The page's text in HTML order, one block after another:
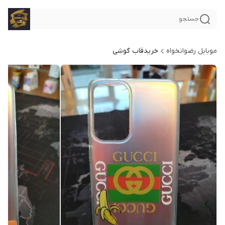
جستجو
موبایل رضوانخواه خریدقاب گوشی